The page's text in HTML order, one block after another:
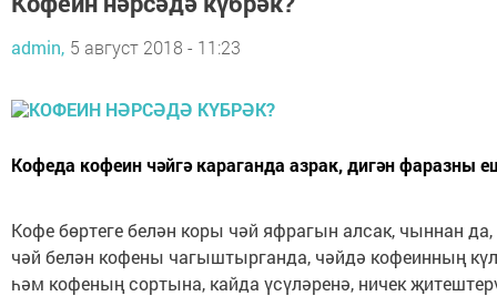
admin, 5 август 2018 - 11:23
Кофеда кофеин чәйгә караганда азрак, дигән фаразны
Кофе бөртеге белән коры чәй яфрагын алсак, чыннан
чәй белән кофены чагыштырганда, чәйдә кофеинның
һәм кофеның сортына, кайда үсүләренә, ничек